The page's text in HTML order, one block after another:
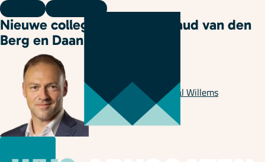
Nieuwe collega’s gestart: Maud van den
Berg en Daan Rijsemus!
Geschreven door Pascal Willems